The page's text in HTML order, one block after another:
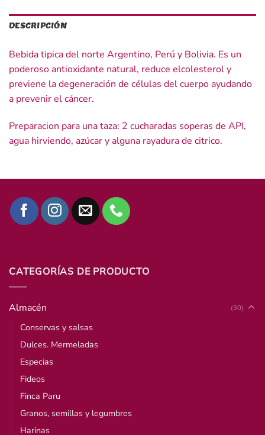
DESCRIPCIÓN
Bebida tipica del norte Argentino, Perú y Bolivia. Es un
poderoso antioxidante natural, reduce elcolesterol y
previene la degeneración de células del cuerpo ayudando
a prevenir el cáncer.
Preparacion para una taza: 2 cucharadas soperas de API,
agua hirviendo, azúcar y alguna rayadura de citrico.
CATEGORÍAS DE PRODUCTO
Almacén (30)
Conservas y salsas
Dulces. Mermeladas
Especias
Fideos
Finca Paru
Granos, semillas y legumbres
Harinas